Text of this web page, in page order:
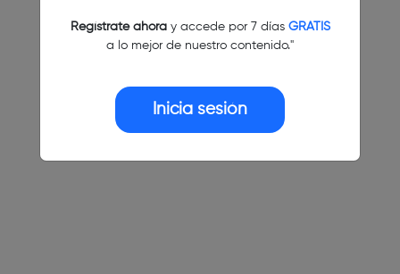
Regístrate ahoray accede por 7 días GRATIS
a lo mejor de nuestro contenido."
Inicia sesión